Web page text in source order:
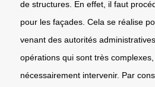
de structures. En effet, il faut
pour les façades. Cela se réalise
venant des autorités
opérations qui sont très
nécessairement intervenir. Par